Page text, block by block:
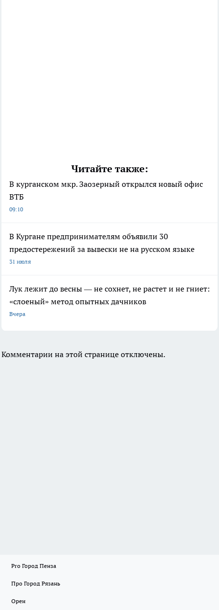
Читайте также:
В курганском мкр. Заозерный открылся новый офис
ВТБ
09:10
В Кургане предпринимателям объявили 30
предостережений за вывески не на русском языке
31 июля
Лук лежит до весны — не сохнет, не растет и не гниет:
«слоеный» метод опытных дачников
Вчера
Комментарии на этой странице отключены.
Pro Город Пенза
Про Город Рязань
Орен